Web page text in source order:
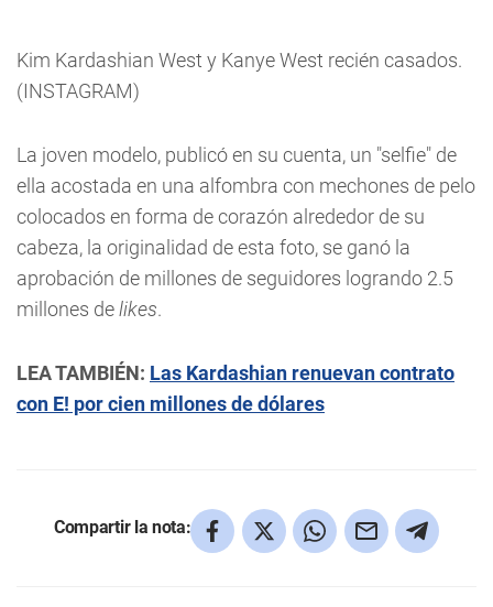
Kim Kardashian West y Kanye West recién casados.
(INSTAGRAM)
La joven modelo, publicó en su cuenta, un "selfie" de
ella acostada en una alfombra con mechones de pelo
colocados en forma de corazón alrededor de su
cabeza, la originalidad de esta foto, se ganó la
aprobación de millones de seguidores logrando 2.5
millones delikes.
LEA TAMBIÉN: Las Kardashian renuevan contrato
con E! por cien millones de dólares
Compartir la nota: